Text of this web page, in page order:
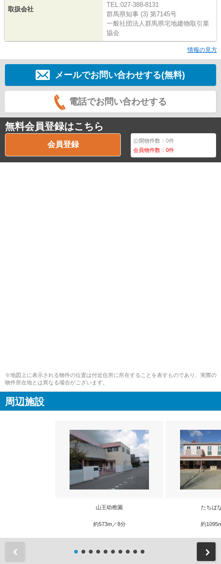
取扱会社
TEL:027-388-8131
群馬県知事 (3) 第7145号
一般社団法人群馬県宅地建物取引業
協会
情報の見方
メールでお問い合わせする(無料)
電話でお問い合わせする
無料会員登録はこちら
会員登録 公開物件数：0件
会員物件数：0件
※地図上に表示される物件の位置は付近住所に所在することを表すものであり、実際の
物件所在地とは異なる場合がございます。
周辺施設
山王幼稚園
約573m／8分
たちば
約